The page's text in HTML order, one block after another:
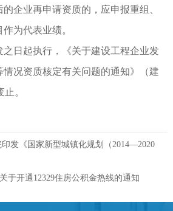
业再申请资质的，应申报重组、
为代表业绩。
日起执行，《关于建设工程企业发
况资质核定有关问题的通知》（建
。
发《国家新型城镇化规划（2014—2020
于开通12329住房公积金热线的通知